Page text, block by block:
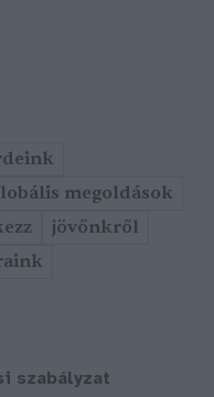
megoldások
jövőnkről
szabályzat